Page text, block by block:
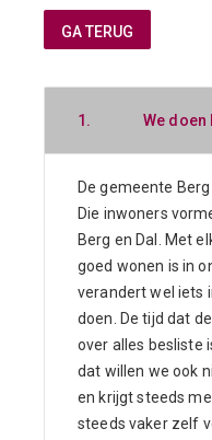
1. We doen
De gemeente
Die inwoners
Berg en Dal. Met
goed wonen is in
verandert wel iets
doen. De tijd dat
over alles besliste
dat willen we ook
en krijgt steeds
steeds vaker zelf